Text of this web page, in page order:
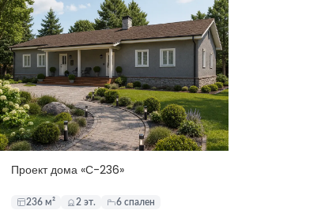
Проект дома «С-236»
236 м² 2 эт. 6 спален